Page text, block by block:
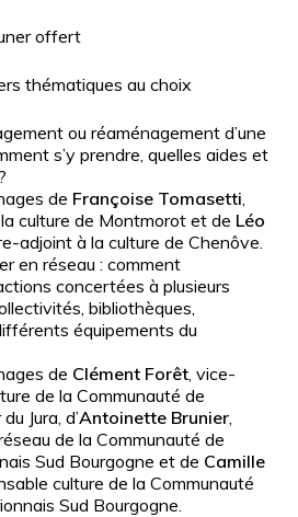
offert
thématiques au choix
ou réaménagement d’une
s’y prendre, quelles aides et
de Françoise Tomasetti,
culture de Montmorot et de Léo
adjoint à la culture de Chenôve.
en réseau : comment
concertées à plusieurs
bibliothèques,
équipements du
de Clément Forêt, vice-
de la Communauté de
Jura, d’Antoinette Brunier,
de la Communauté de
Sud Bourgogne et de Camille
culture de la Communauté
Sud Bourgogne.